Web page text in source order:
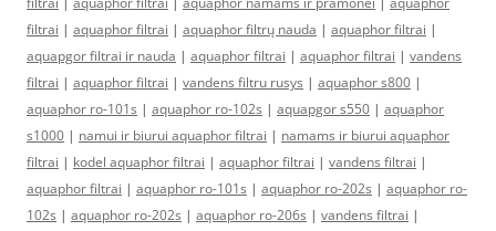
filtrai | aquaphor filtrai | aquaphor filtrų nauda | aquaphor filtrai |
aquapgor filtrai ir nauda | aquaphor filtrai | aquaphor filtrai | vandens
filtrai | aquaphor filtrai | vandens filtru rusys | aquaphor s800 |
aquaphor ro-101s | aquaphor ro-102s | aquapgor s550 | aquaphor
s1000 | namui ir biurui aquaphor filtrai | namams ir biurui aquaphor
filtrai | kodel aquaphor filtrai | aquaphor filtrai | vandens filtrai |
aquaphor filtrai | aquaphor ro-101s | aquaphor ro-202s | aquaphor ro-
102s | aquaphor ro-202s | aquaphor ro-206s | vandens filtrai |